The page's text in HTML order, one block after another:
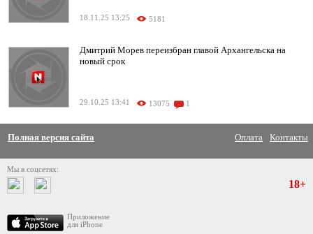
18.11.25 13:25 5181
Дмитрий Морев переизбран главой Архангельска на
новый срок
29.10.25 13:41 13075 1
Полная версия сайта Оплата Контакты
Мы в соцсетях:
Приложение
для iPhone
18+